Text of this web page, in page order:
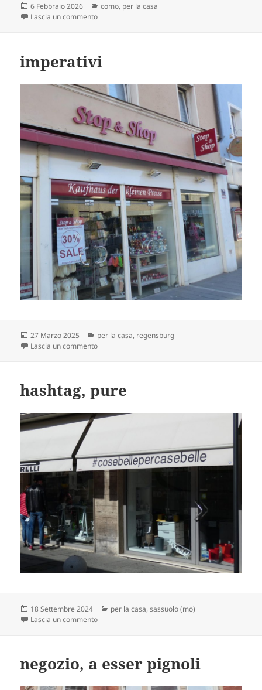
Scritto
il
6 Febbraio 2026 Categorie
como, per la casa
Lascia un commentosu con la ‘erre’, rn.
imperativi
Scritto
il
27 Marzo 2025 Categorie
per la casa, regensburg
Lascia un commentosu imperativi
hashtag, pure
Scritto
il
18 Settembre 2024 Categorie
per la casa,sassuolo (mo)
Lascia un commentosu hashtag, pure
negozio, a esser pignoli